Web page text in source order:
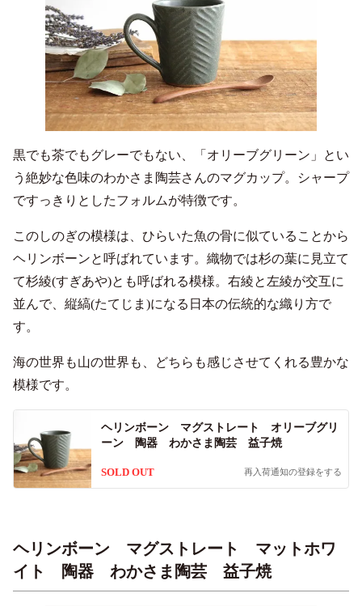
黒でも茶でもグレーでもない、「オリーブグリーン」とい
う絶妙な色味のわかさま陶芸さんのマグカップ。シャープ
ですっきりとしたフォルムが特徴です。
このしのぎの模様は、ひらいた魚の骨に似ていることから
ヘリンボーンと呼ばれています。織物では杉の葉に見立て
て杉綾(すぎあや)とも呼ばれる模様。右綾と左綾が交互に
並んで、縦縞(たてじま)になる日本の伝統的な織り方で
す。
海の世界も山の世界も、どちらも感じさせてくれる豊かな
模様です。
ヘリンボーン マグストレート オリーブグリ
ーン 陶器 わかさま陶芸 益子焼
SOLD OUT 再入荷通知の登録をする
ヘリンボーン マグストレート マットホワ
イト 陶器 わかさま陶芸 益子焼